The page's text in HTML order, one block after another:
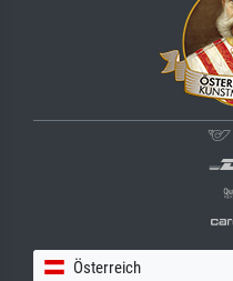
Österreich